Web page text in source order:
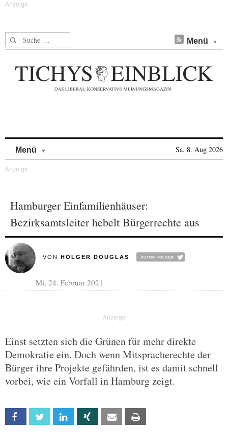
Suche nach: Menü
Menü Sa, 8. Aug 2026
Hamburger Einfamilienhäuser:
Bezirksamtsleiter hebelt Bürgerrechte aus
VON HOLGER DOUGLAS
Mi, 24. Februar 2021
Einst setzten sich die Grünen für mehr direkte
Demokratie ein. Doch wenn Mitspracherechte der
Bürger ihre Projekte gefährden, ist es damit schnell
vorbei, wie ein Vorfall in Hamburg zeigt.
Facebook Twitter Linkedin Xing Email